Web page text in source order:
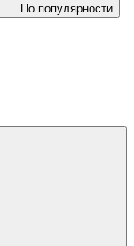
По популярности